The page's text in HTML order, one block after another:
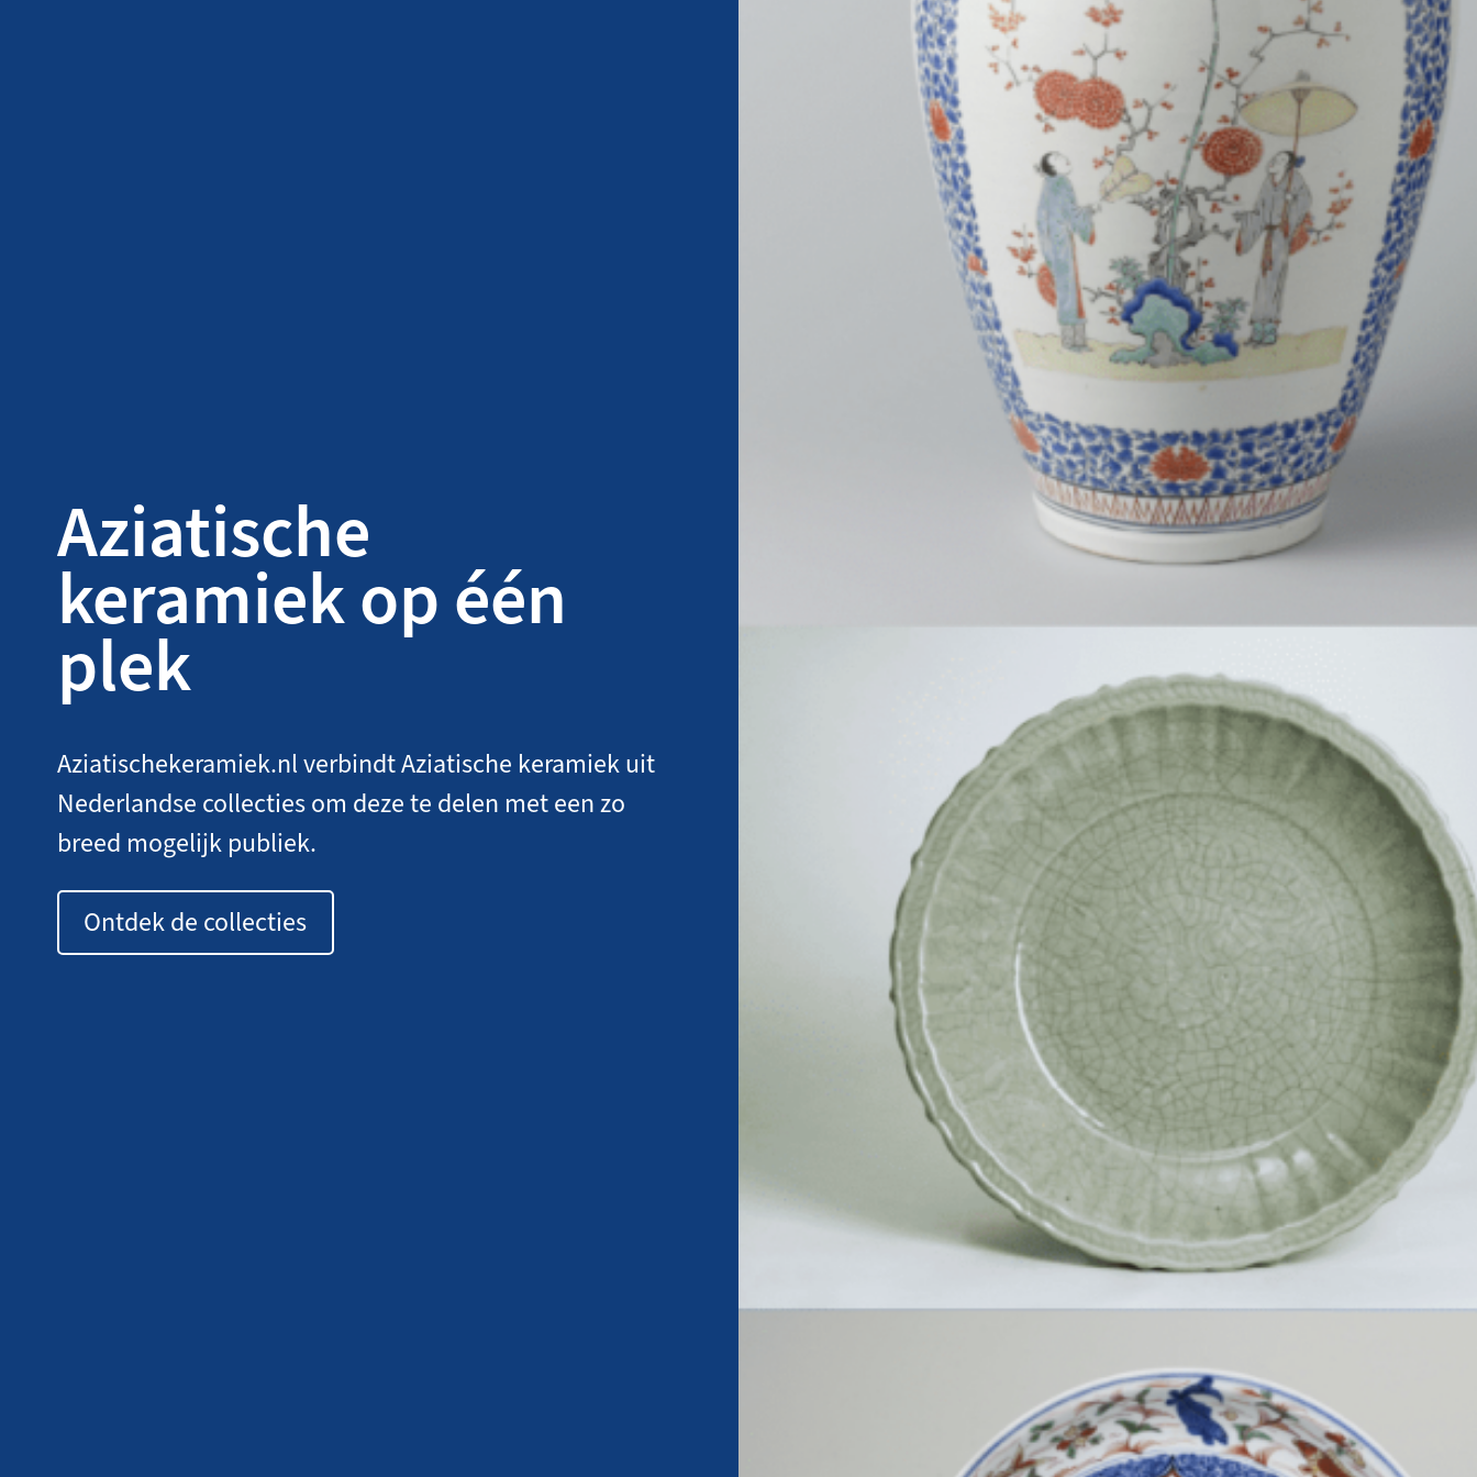
Aziatische
keramiek op één
plek
Aziatischekeramiek.nl verbindt Aziatische keramiek uit
Nederlandse collecties om deze te delen met een zo
breed mogelijk publiek.
Ontdek de collecties